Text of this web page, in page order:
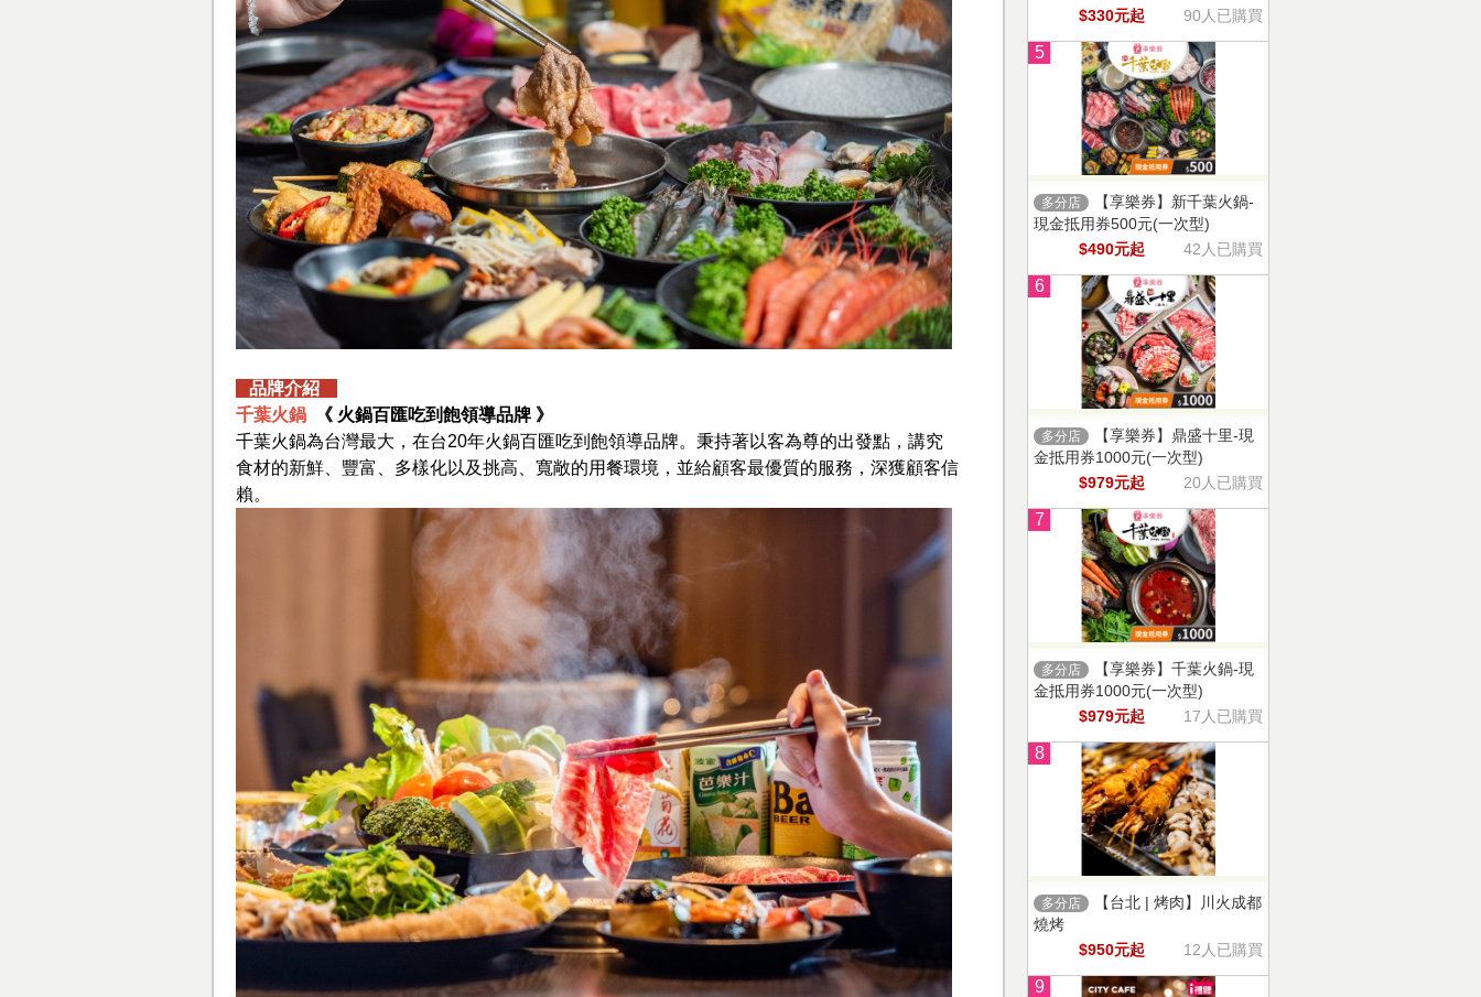
品牌介紹
千葉火鍋
《 火鍋百匯吃到飽領導品牌 》
千葉火鍋為台灣最大，在台20年火鍋百匯吃到飽領導品牌。秉持著以客為尊的出發點，講究
食材的新鮮、豐富、多樣化以及挑高、寬敞的用餐環境，並給顧客最優質的服務，深獲顧客信
賴。
$330元起
90人已購買
5
多分店
【享樂券】新千葉火鍋-
現金抵用券500元(一次型)
$490元起
42人已購買
6
多分店
【享樂券】鼎盛十里-現
金抵用券1000元(一次型)
$979元起
20人已購買
7
多分店
【享樂券】千葉火鍋-現
金抵用券1000元(一次型)
$979元起
17人已購買
8
多分店
【台北 | 烤肉】川火成都
燒烤
$950元起
12人已購買
9